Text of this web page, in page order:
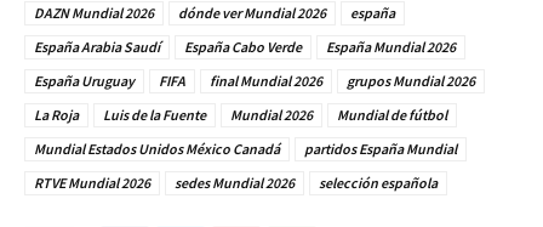
DAZN Mundial 2026
dónde ver Mundial 2026
españa
España Arabia Saudí
España Cabo Verde
España Mundial 2026
España Uruguay
FIFA final Mundial 2026
grupos Mundial 2026
La Roja
Luis de la Fuente Mundial 2026
Mundial de fútbol
Mundial Estados Unidos México Canadá
partidos España Mundial
RTVE Mundial 2026
sedes Mundial 2026 selección española